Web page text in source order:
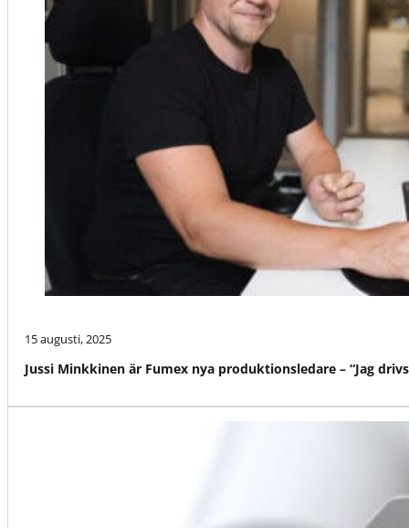
15 augusti, 2025
Jussi Minkkinen är Fumex nya produktionsledare – “Jag